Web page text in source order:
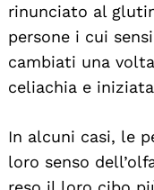
rinunciato al
persone i cui
cambiati una
celiachia e
In alcuni casi, le
loro senso